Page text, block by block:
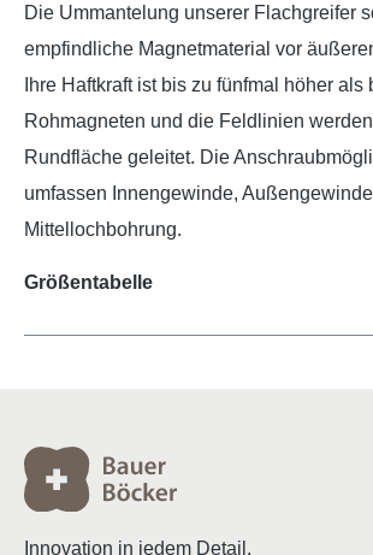
Die Ummantelung unserer Flachgreifer
empfindliche Magnetmaterial vor
Ihre Haftkraft ist bis zu fünfmal höher als
Rohmagneten und die Feldlinien
Rundfläche geleitet. Die
umfassen Innengewinde,
Mittellochbohrung.
Größentabelle
Innovation in jedem Detail.